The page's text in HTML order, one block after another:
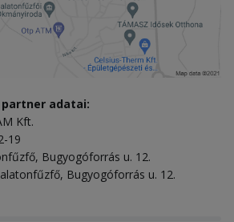
adatai:
Kft.
19
Bugyogóforrás u. 12.
Bugyogóforrás u. 12.